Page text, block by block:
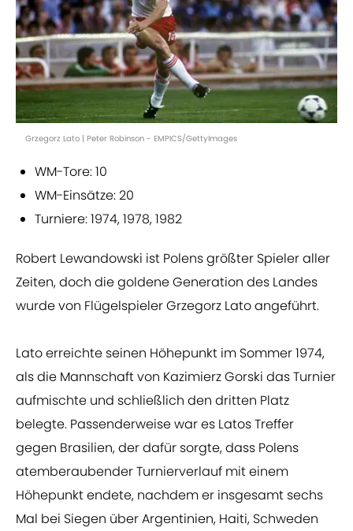
Grzegorz Lato | Peter Robinson - EMPICS/GettyImages
WM-Tore: 10
WM-Einsätze: 20
Turniere: 1974, 1978, 1982
Robert Lewandowski ist Polens größter Spieler aller
Zeiten, doch die goldene Generation des Landes
wurde von Flügelspieler Grzegorz Lato angeführt.
Lato erreichte seinen Höhepunkt im Sommer 1974,
als die Mannschaft von Kazimierz Gorski das Turnier
aufmischte und schließlich den dritten Platz
belegte. Passenderweise war es Latos Treffer
gegen Brasilien, der dafür sorgte, dass Polens
atemberaubender Turnierverlauf mit einem
Höhepunkt endete, nachdem er insgesamt sechs
Mal bei Siegen über Argentinien, Haiti, Schweden